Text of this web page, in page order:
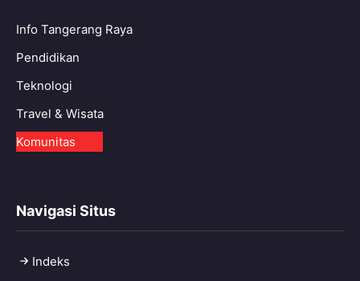
Info Tangerang Raya
Pendidikan
Teknologi
Travel & Wisata
Komunitas
Navigasi Situs
Indeks